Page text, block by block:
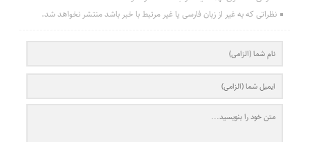
نظراتی که به غیر از زبان فارسی یا غیر مرتبط با خبر باشد منتشر نخواهد شد.